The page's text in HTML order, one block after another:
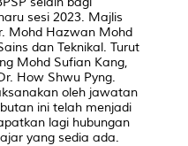
sesi 2023. Majlis
Mohd Hazwan Mohd
dan Teknikal. Turut
Mohd Sufian Kang,
How Shwu Pyng.
oleh jawatan
ini telah menjadi
lagi hubungan
yang sedia ada.